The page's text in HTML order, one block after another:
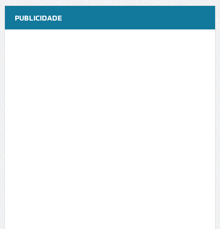
PUBLICIDADE